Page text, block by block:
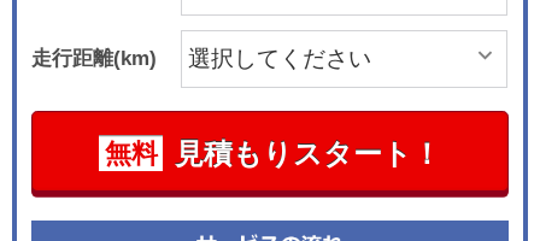
走行距離(km)
無料 見積もりスタート！